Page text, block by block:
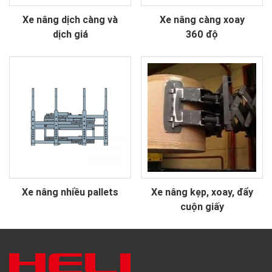
Xe nâng dịch càng và
dịch giá
Xe nâng càng xoay
360 độ
Xe nâng nhiều pallets
Xe nâng kẹp, xoay, đẩy
cuộn giấy